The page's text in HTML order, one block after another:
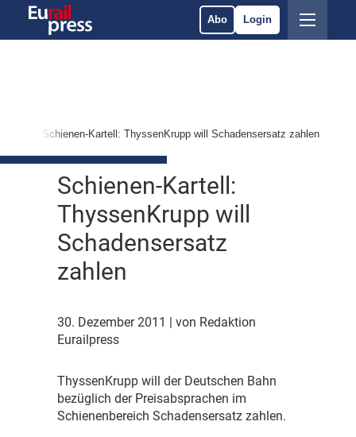
Abo Login
Schienen-Kartell: ThyssenKrupp will Schadensersatz zahlen
Schienen-Kartell:
ThyssenKrupp will
Schadensersatz
zahlen
30. Dezember 2011
| von Redaktion
Eurailpress
ThyssenKrupp will der Deutschen Bahn
bezüglich der Preisabsprachen im
Schienenbereich Schadensersatz zahlen.